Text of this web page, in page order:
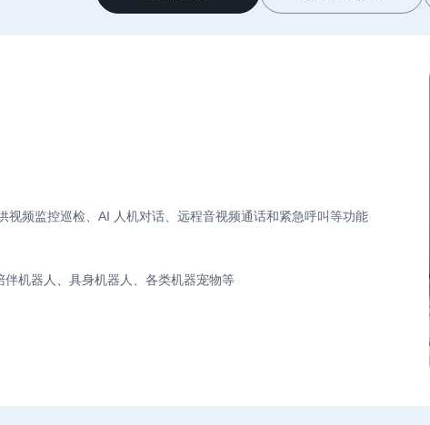
视频监控巡检、AI 人机对话、远程音视频通话和紧急呼叫等功能
机器人、具身机器人、各类机器宠物等